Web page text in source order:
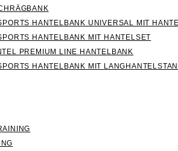
HANTELBANK UNIVERSAL MIT
HANTELBANK MIT HANTELSET
PREMIUM LINE HANTELBANK
HANTELBANK MIT